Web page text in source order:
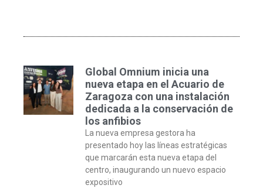
Global Omnium inicia una
nueva etapa en el Acuario de
Zaragoza con una instalación
dedicada a la conservación de
los anfibios
La nueva empresa gestora ha
presentado hoy las líneas estratégicas
que marcarán esta nueva etapa del
centro, inaugurando un nuevo espacio
expositivo